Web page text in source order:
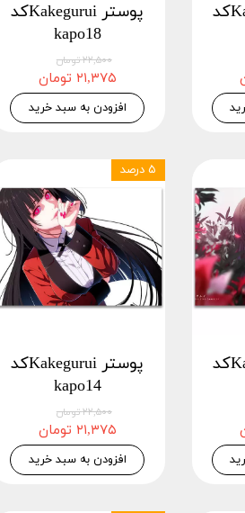
پوستر Kakeguruiکد
پوستر Kakeguruiکد
kapo18
۲۲,۵۰۰ تومان
۲۱,۳۷۵ تومان
افزودن به سبد خرید
پوستر Kakeguruiکد
پوستر Kakeguruiکد
kapo14
۲۲,۵۰۰ تومان
۲۱,۳۷۵ تومان
افزودن به سبد خرید
۵ درصد